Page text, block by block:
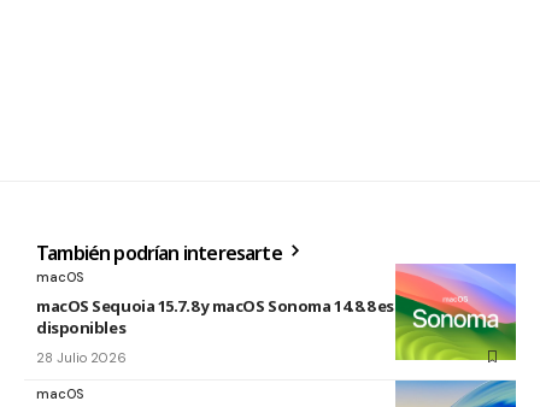
También podrían interesarte
macOS
macOS Sequoia 15.7.8 y macOS Sonoma 14.8.8 están
disponibles
28 Julio 2026
macOS